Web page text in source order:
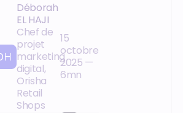
Déborah
EL HAJI
Chef de
projet
marketing
digital,
Orisha
Retail
Shops
15
octobre
2025 —
6mn